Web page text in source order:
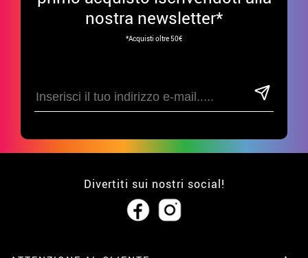
nostra newsletter*
*Acquisti oltre 50€
Divertiti sui nostri social!